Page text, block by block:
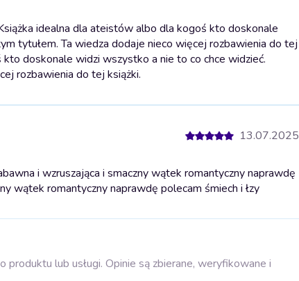
idealna dla ateistów albo dla kogoś kto doskonale
tytułem. Ta wiedza dodaje nieco więcej rozbawienia do tej
doskonale widzi wszystko a nie to co chce widzieć.
rozbawienia do tej książki.
13.07.2025
i wzruszająca i smaczny wątek romantyczny naprawdę
wątek romantyczny naprawdę polecam śmiech i łzy
lub usługi. Opinie są zbierane, weryfikowane i